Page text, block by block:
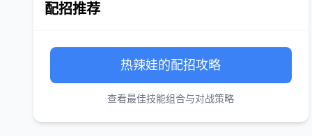
配招推荐
热辣娃的配招攻略
查看最佳技能组合与对战策略